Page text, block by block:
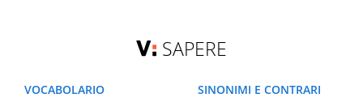
SAPERE
VOCABOLARIO
SINONIMI E CONTRARI